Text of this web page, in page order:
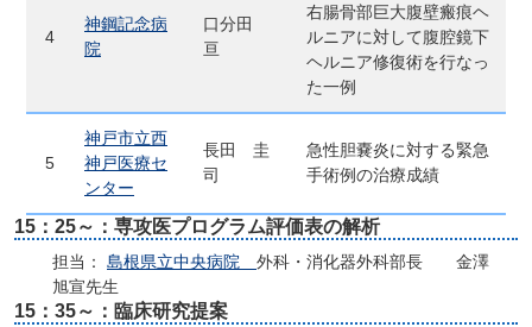
4
神鋼記念病
院
口分田
亘
右腸骨部巨大腹壁瘢痕ヘ
ルニアに対して腹腔鏡下
ヘルニア修復術を行なっ
た一例
5
神戸市立西
神戸医療セ
ンター
長田 圭
司
急性胆嚢炎に対する緊急
手術例の治療成績
15：25～：専攻医プログラム評価表の解析
担当： 島根県立中央病院 外科・消化器外科部長 金澤
旭宣先生
15：35～：臨床研究提案